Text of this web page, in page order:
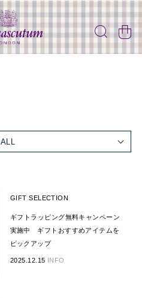
ALL
GIFT SELECTION
ギフトラッピング無料キャンペーン
実施中 ギフトおすすめアイテムを
ピックアップ
2025.12.15 INFO